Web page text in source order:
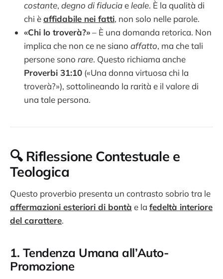
costante, degno di fiduciae leale. È la qualità di
chi èaffidabile nei fatti, non solo nelle parole.
«Chi lo troverà?»– È una domanda retorica. Non
implica che non ce ne siano affatto, ma che tali
persone sono rare. Questo richiama anche
Proverbi 31:10 («Una donna virtuosa chi la
troverà?»), sottolineando la rarità e il valore di
una tale persona.
🔍 Riflessione Contestuale e
Teologica
Questo proverbio presenta un contrasto sobrio tra le
affermazioni esteriori di bontà e la fedeltà interiore
del carattere.
1. Tendenza Umana all’Auto-
Promozione